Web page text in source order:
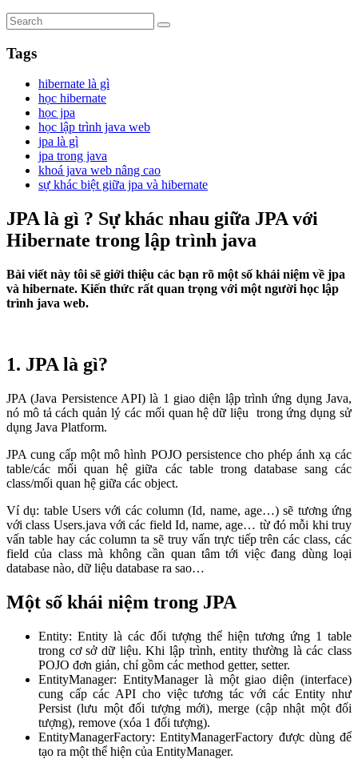
Tags
hibernate là gì
học hibernate
học jpa
học lập trình java web
jpa là gì
jpa trong java
khoá java web nâng cao
sự khác biệt giữa jpa và hibernate
JPA là gì ? Sự khác nhau giữa JPA với
Hibernate trong lập trình java
Bài viết này tôi sẽ giới thiệu các bạn rõ một số khái niệm về jpa
và hibernate. Kiến thức rất quan trọng với một người học lập
trình java web.
1. JPA là gì?
JPA (Java Persistence API) là 1 giao diện lập trình ứng dụng Java,
nó mô tả cách quản lý các mối quan hệ dữ liệu trong ứng dụng sử
dụng Java Platform.
JPA cung cấp một mô hình POJO persistence cho phép ánh xạ các
table/các mối quan hệ giữa các table trong database sang các
class/mối quan hệ giữa các object.
Ví dụ: table Users với các column (Id, name, age…) sẽ tương ứng
với class Users.java với các field Id, name, age… từ đó mỗi khi truy
vấn table hay các column ta sẽ truy vấn trực tiếp trên các class, các
field của class mà không cần quan tâm tới việc đang dùng loại
database nào, dữ liệu database ra sao…
Một số khái niệm trong JPA
Entity: Entity là các đối tượng thể hiện tương ứng 1 table
trong cơ sở dữ liệu. Khi lập trình, entity thường là các class
POJO đơn giản, chỉ gồm các method getter, setter.
EntityManager: EntityManager là một giao diện (interface)
cung cấp các API cho việc tương tác với các Entity như
Persist (lưu một đối tượng mới), merge (cập nhật một đối
tượng), remove (xóa 1 đối tượng).
EntityManagerFactory: EntityManagerFactory được dùng để
tạo ra một thể hiện của EntityManager.